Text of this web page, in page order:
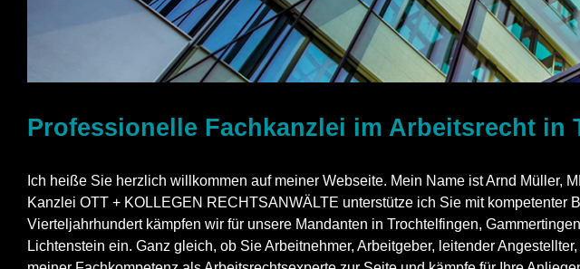
Professionelle Fachkanzlei im Arbeitsrecht in
Ich heiße Sie herzlich willkommen auf meiner Webseite. Mein Name ist Arnd Müller,
Kanzlei OTT + KOLLEGEN RECHTSANWÄLTE unterstütze ich Sie mit
Vierteljahrhundert kämpfen wir für unsere Mandanten in Trochtelfingen,
Lichtenstein ein. Ganz gleich, ob Sie Arbeitnehmer, Arbeitgeber, leitender